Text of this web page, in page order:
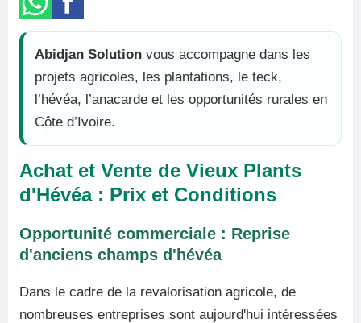
Abidjan Solution vous accompagne dans les
projets agricoles, les plantations, le teck,
l’hévéa, l’anacarde et les opportunités rurales en
Côte d’Ivoire.
Achat et Vente de Vieux Plants
d'Hévéa : Prix et Conditions
Opportunité commerciale : Reprise
d'anciens champs d'hévéa
Dans le cadre de la revalorisation agricole, de
nombreuses entreprises sont aujourd'hui intéressées